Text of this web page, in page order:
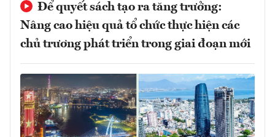
Để quyết sách tạo ra tăng trưởng:
Nâng cao hiệu quả tổ chức thực hiện các
chủ trương phát triển trong giai đoạn mới